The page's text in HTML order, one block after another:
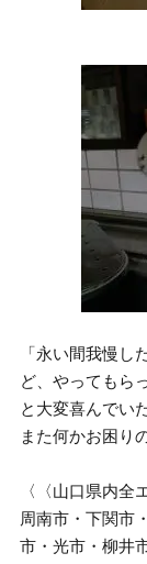
「永い間我慢
ど、やってもら
と大変喜んでい
また何かお困り
〈〈山口県内全
周南市・下関市
市・光市・柳井